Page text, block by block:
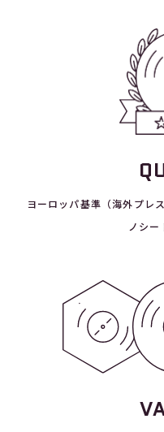
ヨーロッパ基準（海外プレ
ノシー